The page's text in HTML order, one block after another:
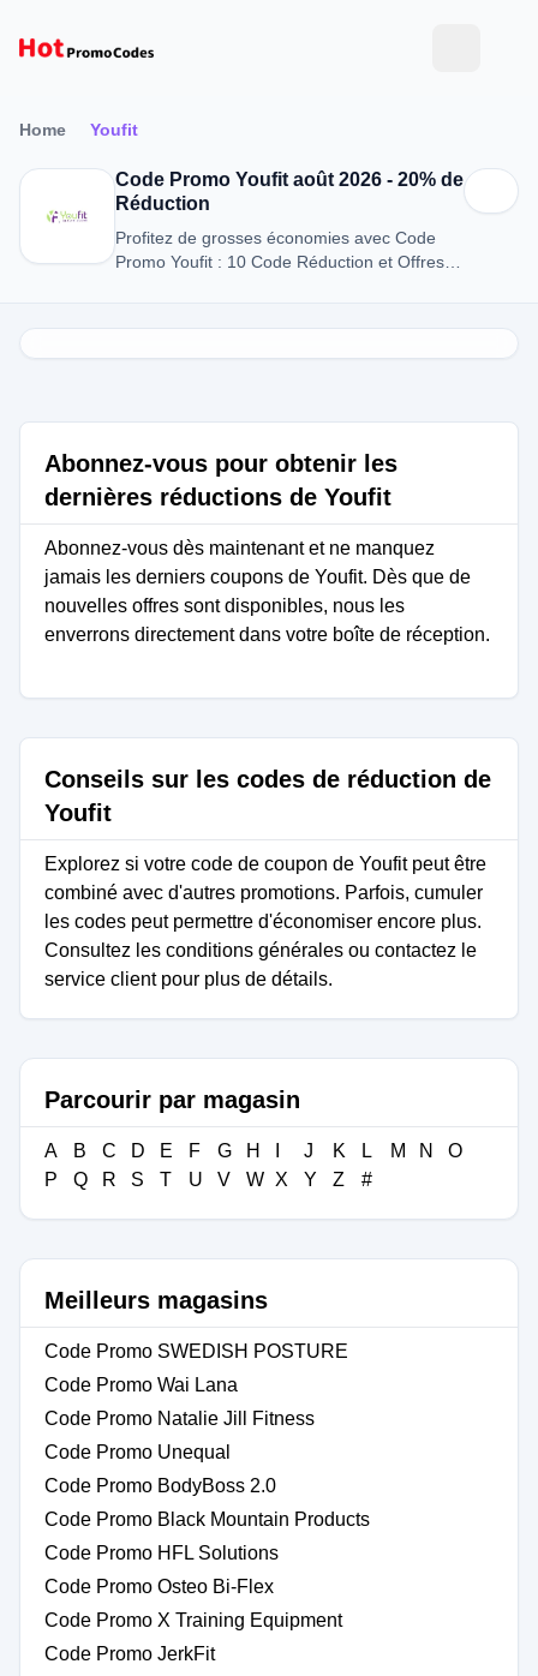
Home Youfit
Code Promo Youfit août 2026 - 20% de
Réduction
Profitez de grosses économies avec Code
Promo Youfit : 10 Code Réduction et Offres
Abonnez-vous pour obtenir les
dernières réductions de Youfit
Abonnez-vous dès maintenant et ne manquez
jamais les derniers coupons de Youfit. Dès que de
nouvelles offres sont disponibles, nous les
enverrons directement dans votre boîte de réception.
Conseils sur les codes de réduction de
Youfit
Explorez si votre code de coupon de Youfit peut être
combiné avec d'autres promotions. Parfois, cumuler
les codes peut permettre d'économiser encore plus.
Consultez les conditions générales ou contactez le
service client pour plus de détails.
Parcourir par magasin
A B C D E F G H J K L M N
O
P
Q R S T U V W X Y Z #
Meilleurs magasins
Code Promo SWEDISH POSTURE
Code Promo Wai Lana
Code Promo Natalie Jill Fitness
Code Promo Unequal
Code Promo BodyBoss 2.0
Code Promo Black Mountain Products
Code Promo HFL Solutions
Code Promo Osteo Bi-Flex
Code Promo X Training Equipment
Code Promo JerkFit